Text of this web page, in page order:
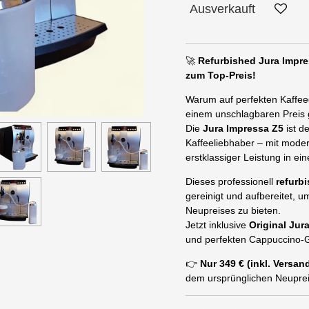
Ausverkauft
🚀 Refurbished Jura
zum Top-Preis!
Warum auf perfekten
einem unschlagbaren Preis
Die Jura Impressa Z5 ist
Kaffeeliebhaber – mit
erstklassiger Leistung in
Dieses professionell
gereinigt und aufbereitet,
Neupreises zu bieten.
Jetzt inklusive Original
und perfekten Cappuccino-
👉 Nur 349 € (inkl.
dem ursprünglichen